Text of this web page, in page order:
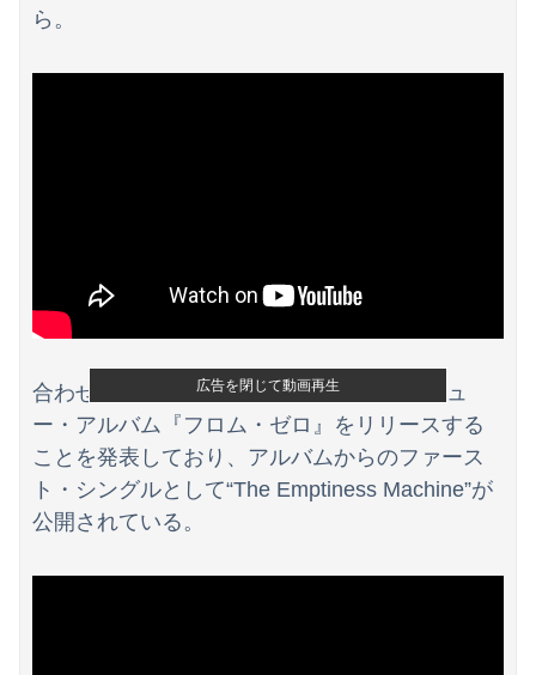
ら。
合わせてリンキン・パークは11月15日にニュ
ー・アルバム『フロム・ゼロ』をリリースする
ことを発表しており、アルバムからのファース
ト・シングルとして“The Emptiness Machine”が
公開されている。
広告を閉じて動画再生